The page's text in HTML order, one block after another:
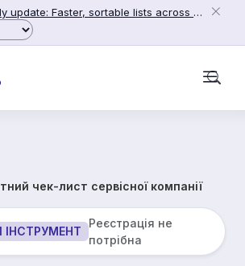
Flowtly update: Faster, sortable lists across people, counterparties and settings (2026-06-28)
чек-лист сервісної компанії
ІНСТРУМЕНТ
Реєстрація не
потрібна